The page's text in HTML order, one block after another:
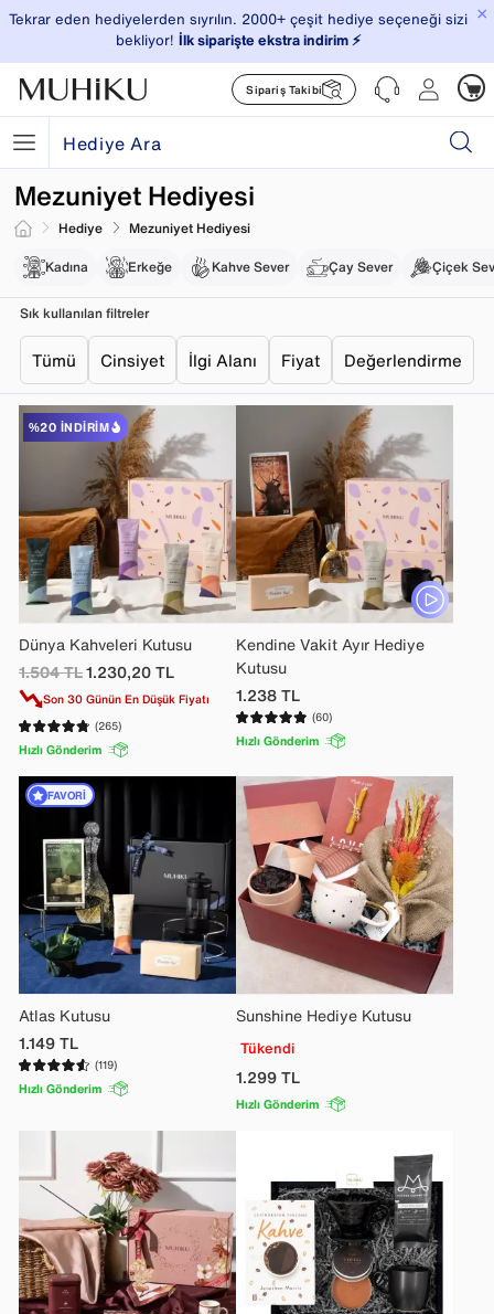
×
Tekrar eden hediyelerden sıyrılın. 2000+ çeşit hediye seçeneği sizi
bekliyor! İlk siparişte ekstra indirim ⚡️
Sipariş Takibi
Hediye Mezuniyet Hediyesi
Mezuniyet Hediyesi
Kadına Erkeğe Kahve Sever Çay Sever Çiçek
Sık kullanılan filtreler
Tümü Cinsiyet İlgi Alanı Fiyat Değerlendirme
Dünya Kahveleri Kutusu
Son 30 Günün En Düşük Fiyatı
1.504TL1.230,20TL
(265)
%20 İNDIRIM
Hızlı Gönderim
Kendine Vakit Ayır Hediye
Kutusu
1.238TL
(60)
Hızlı Gönderim
Atlas Kutusu
1.149TL
(119)
Hızlı Gönderim
FAVORI
Sunshine Hediye Kutusu
Tükendi
1.299TL
Hızlı Gönderim